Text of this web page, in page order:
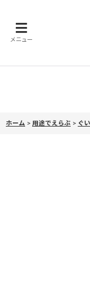
メニュー
ホーム > 用途でえらぶ > ぐ